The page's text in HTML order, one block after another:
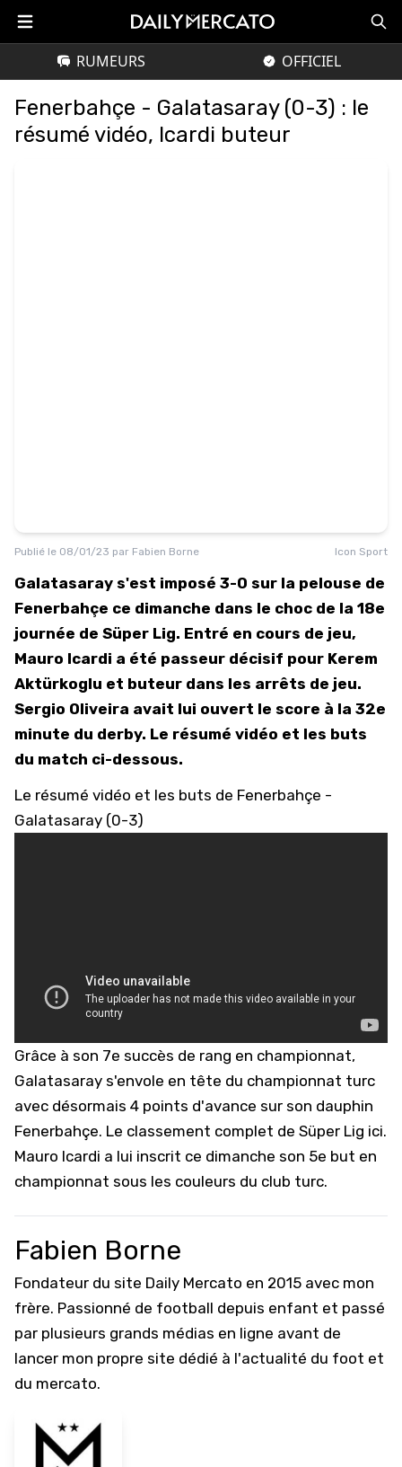
RUMEURS OFFICIEL
Fenerbahçe - Galatasaray (0-3) : le
résumé vidéo, Icardi buteur
Publié le 08/01/23 par Fabien Borne Icon Sport
Galatasaray s'est imposé 3-0 sur la pelouse de
Fenerbahçe ce dimanche dans le choc de la 18e
journée de Süper Lig. Entré en cours de jeu,
Mauro Icardi a été passeur décisif pour Kerem
Aktürkoglu et buteur dans les arrêts de jeu.
Sergio Oliveira avait lui ouvert le score à la 32e
minute du derby. Le résumé vidéo et les buts
du match ci-dessous.
Le résumé vidéo et les buts de Fenerbahçe -
Galatasaray (0-3)
Grâce à son 7e succès de rang en championnat,
Galatasaray s'envole en tête du championnat turc
avec désormais 4 points d'avance sur son dauphin
Fenerbahçe. Le classement complet de Süper Lig ici.
Mauro Icardi a lui inscrit ce dimanche son 5e but en
championnat sous les couleurs du club turc.
Fabien Borne
Fondateur du site Daily Mercato en 2015 avec mon
frère. Passionné de football depuis enfant et passé
par plusieurs grands médias en ligne avant de
lancer mon propre site dédié à l'actualité du foot et
du mercato.